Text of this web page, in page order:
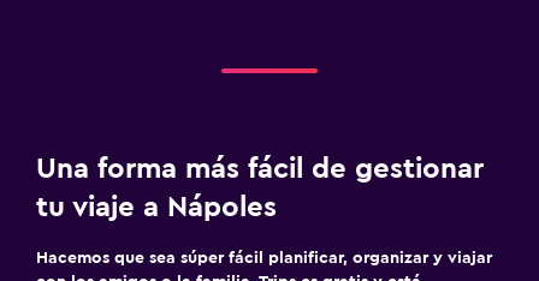
Una forma más fácil de gestionar
tu viaje a Nápoles
Hacemos que sea súper fácil planificar, organizar y viajar